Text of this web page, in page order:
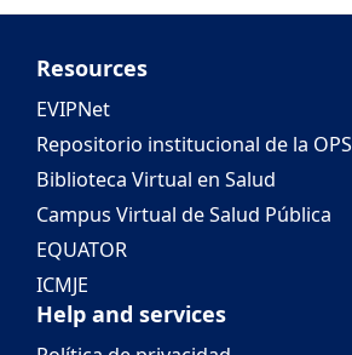
Resources
EVIPNet
Repositorio institucional de la OPS
Biblioteca Virtual en Salud
Campus Virtual de Salud Pública
EQUATOR
ICMJE
Help and services